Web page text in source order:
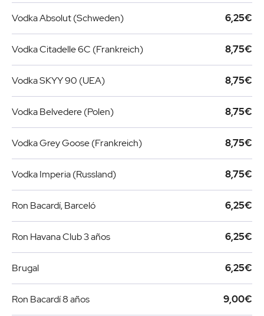
Vodka Absolut (Schweden) 6,25€
Vodka Citadelle 6C (Frankreich) 8,75€
Vodka SKYY 90 (UEA) 8,75€
Vodka Belvedere (Polen) 8,75€
Vodka Grey Goose (Frankreich) 8,75€
Vodka Imperia (Russland) 8,75€
Ron Bacardí, Barceló 6,25€
Ron Havana Club 3 años 6,25€
Brugal 6,25€
Ron Bacardí 8 años 9,00€